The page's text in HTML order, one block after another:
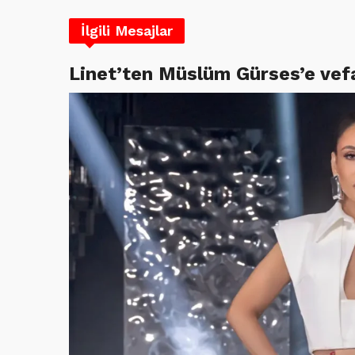
İlgili Mesajlar
Linet’ten Müslüm Gürses’e